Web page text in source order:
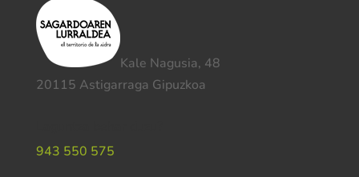
Kale Nagusia, 48
20115 Astigarraga Gipuzkoa
943 550 575